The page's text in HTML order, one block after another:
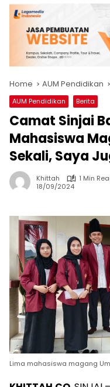
Home AUM Pendidikan
AUM Pendidikan Berita
Camat Sinjai
Mahasiswa
Sekali, Saya
Khittah
1 Min
18/09/2024
Lima mahasiswa magang